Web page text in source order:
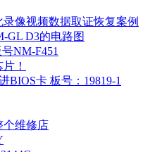
像视频数据取证恢复案例
GL D3的电路图
NM-F451
！
BIOS卡 板号：19819-1
个维修店